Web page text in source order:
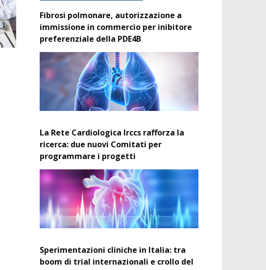
Fibrosi polmonare, autorizzazione a
immissione in commercio per inibitore
preferenziale della PDE4B
La Rete Cardiologica Irccs rafforza la
ricerca: due nuovi Comitati per
programmare i progetti
Sperimentazioni cliniche in Italia: tra
boom di trial internazionali e crollo del